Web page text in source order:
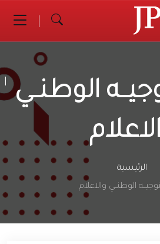
الوطنــي
الرئيسية
الوطنــي والاعلام